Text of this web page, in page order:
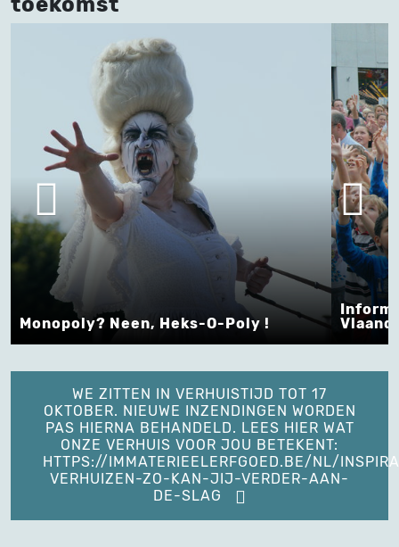
Monopoly? Neen, Heks-O-Poly !
WE ZITTEN IN VERHUISTIJD TOT 17
OKTOBER. NIEUWE INZENDINGEN WORDEN
PAS HIERNA BEHANDELD. LEES HIER WAT
ONZE VERHUIS VOOR JOU BETEKENT:
HTTPS://IMMATERIEELERFGOED.BE/NL/
VERHUIZEN-ZO-KAN-JIJ-VERDER-AAN-
DE-SLAG